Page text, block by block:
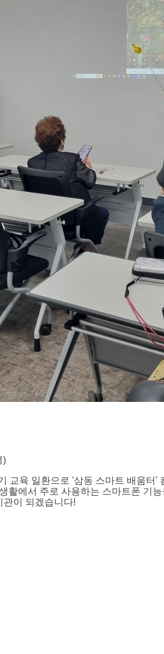
)
교육 일환으로 '삼동 스마트 배움
에서 주로 사용하는 스마트폰 기
관이 되겠습니다!